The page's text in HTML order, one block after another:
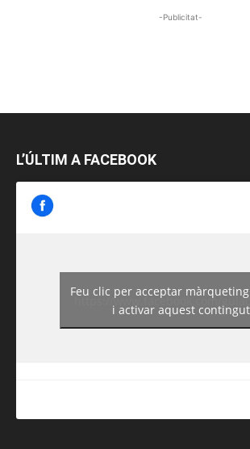
-Publicitat-
L’ÚLTIM A FACEBOOK
https://www.facebook.com/
Feu clic per acceptar
i activar aquest contingut